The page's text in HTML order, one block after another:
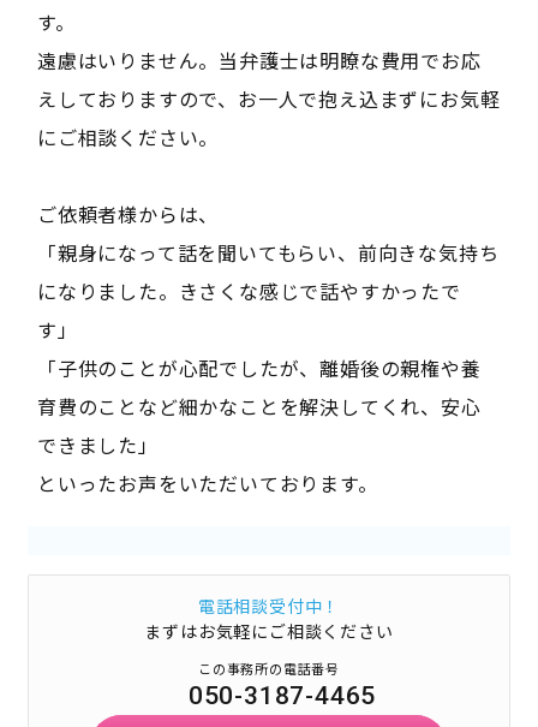
す。
遠慮はいりません。当弁護士は明瞭な費用でお応
えしておりますので、お一人で抱え込まずにお気軽
にご相談ください。
ご依頼者様からは、
「親身になって話を聞いてもらい、前向きな気持ち
になりました。きさくな感じで話やすかったで
す」
「子供のことが心配でしたが、離婚後の親権や養
育費のことなど細かなことを解決してくれ、安心
できました」
といったお声をいただいております。
電話相談受付中！
まずはお気軽にご相談ください
この事務所の電話番号
050-3187-4465